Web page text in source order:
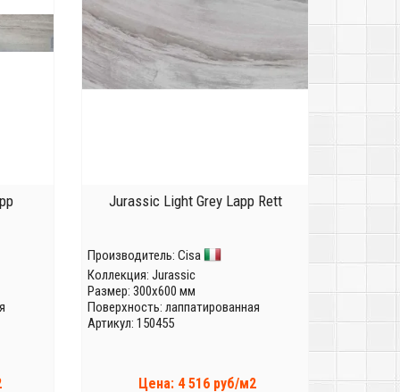
Jurassic Light Grey Lapp Rett
Производитель: Cisa
Коллекция: Jurassic
Размер: 300x600 мм
Поверхность: лаппатированная
Артикул: 150455
Цена: 4 516 руб/м2